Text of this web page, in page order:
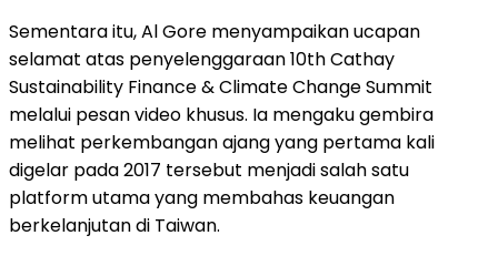
Sementara itu, Al Gore menyampaikan ucapan
selamat atas penyelenggaraan 10th Cathay
Sustainability Finance & Climate Change Summit
melalui pesan video khusus. Ia mengaku gembira
melihat perkembangan ajang yang pertama kali
digelar pada 2017 tersebut menjadi salah satu
platform utama yang membahas keuangan
berkelanjutan di Taiwan.